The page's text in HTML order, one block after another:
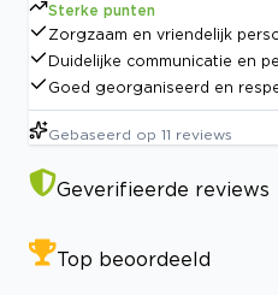
Sterke punten
Zorgzaam en vriendelijk
Duidelijke communicatie en
Goed georganiseerd en
Gebaseerd op 11 reviews
Geverifieerde reviews
Top beoordeeld